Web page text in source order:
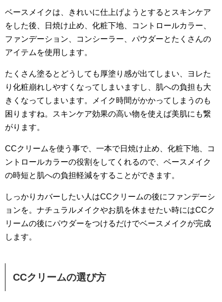
ベースメイクは、きれいに仕上げようとするとスキンケア
をした後、日焼け止め、化粧下地、コントロールカラー、
ファンデーション、コンシーラー、パウダーとたくさんの
アイテムを使用します。
たくさん塗るとどうしても厚塗り感が出てしまい、ヨレた
り化粧崩れしやすくなってしまいますし、肌への負担も大
きくなってしまいます。メイク時間がかかってしまうのも
困りますね。スキンケア効果の高い物を使えば美肌にも繋
がります。
CCクリームを使う事で、一本で日焼け止め、化粧下地、コ
ントロールカラーの役割をしてくれるので、ベースメイク
の時短と肌への負担軽減をすることができます。
しっかりカバーしたい人はCCクリームの後にファンデーシ
ョンを。ナチュラルメイクやお肌を休ませたい時にはCCク
リームの後にパウダーをつけるだけでベースメイクが完成
します。
CCクリームの選び方